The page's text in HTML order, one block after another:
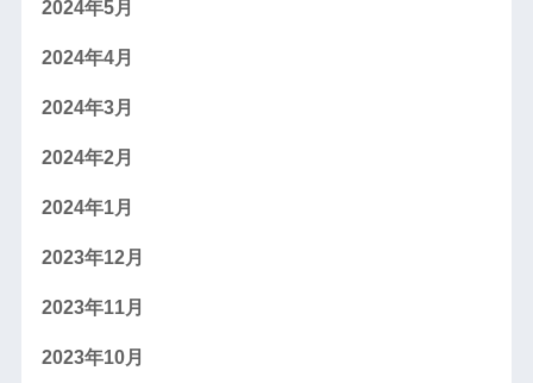
2024年5月
2024年4月
2024年3月
2024年2月
2024年1月
2023年12月
2023年11月
2023年10月